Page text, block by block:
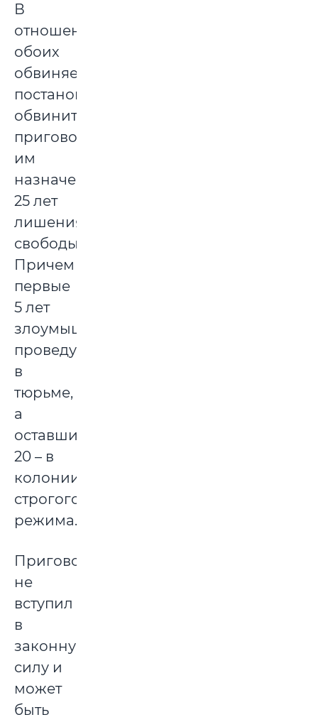
В
отношении
обоих
обвиняемых
постановлен
обвинительный
приговор,
им
назначено
25 лет
лишения
свободы.
Причем
первые
5 лет
злоумышленники
проведут
в
тюрьме,
а
оставшиеся
20 – в
колонии
строгого
режима.
Приговор
не
вступил
в
законную
силу и
может
быть